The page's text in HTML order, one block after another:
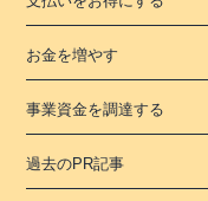
お金を増やす
事業資金を調達する
過去のPR記事